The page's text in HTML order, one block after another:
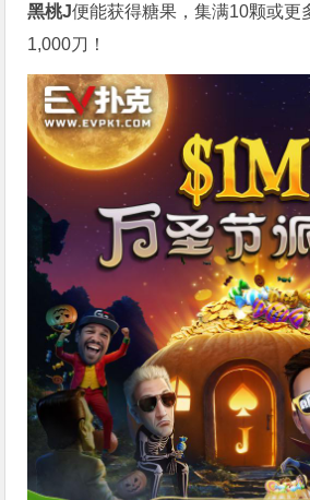
黑桃J便能获得糖果，集满10颗或更
1,000刀！